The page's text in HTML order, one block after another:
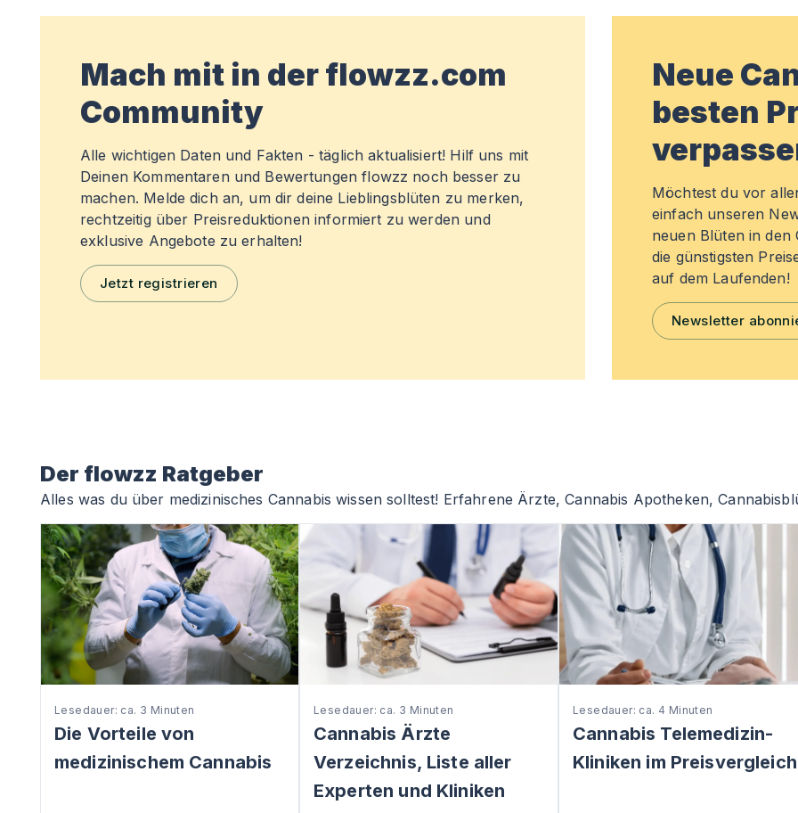
Mach mit in der flowzz.com
Community
Alle wichtigen Daten und Fakten - täglich aktualisiert! Hilf uns mit
Deinen Kommentaren und Bewertungen flowzz noch besser zu
machen. Melde dich an, um dir deine Lieblingsblüten zu merken,
rechtzeitig über Preisreduktionen informiert zu werden und
exklusive Angebote zu erhalten!
Jetzt registrieren
Neue
besten
Möchtest du vor
einfach unseren
neuen Blüten in den
die günstigsten
auf dem Laufenden!
Newsletter
Der flowzz Ratgeber
Alles was du über medizinisches Cannabis wissen solltest! Erfahrene Ärzte, Cannabis Apotheken,
Lesedauer: ca. 3 Minuten
Die Vorteile von
medizinischem Cannabis
Lesedauer: ca. 3 Minuten
Cannabis Ärzte
Verzeichnis, Liste aller
Experten und Kliniken
Lesedauer: ca. 4 Minuten
Cannabis Telemedizin-
Kliniken im Preisvergleich